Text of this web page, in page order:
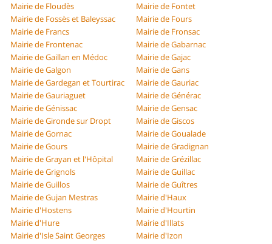
Mairie de Floudès
Mairie de Fontet
Mairie de Fossès et Baleyssac
Mairie de Fours
Mairie de Francs
Mairie de Fronsac
Mairie de Frontenac
Mairie de Gabarnac
Mairie de Gaillan en Médoc
Mairie de Gajac
Mairie de Galgon
Mairie de Gans
Mairie de Gardegan et Tourtirac
Mairie de Gauriac
Mairie de Gauriaguet
Mairie de Générac
Mairie de Génissac
Mairie de Gensac
Mairie de Gironde sur Dropt
Mairie de Giscos
Mairie de Gornac
Mairie de Goualade
Mairie de Gours
Mairie de Gradignan
Mairie de Grayan et l'Hôpital
Mairie de Grézillac
Mairie de Grignols
Mairie de Guillac
Mairie de Guillos
Mairie de Guîtres
Mairie de Gujan Mestras
Mairie d'Haux
Mairie d'Hostens
Mairie d'Hourtin
Mairie d'Hure
Mairie d'Illats
Mairie d'Isle Saint Georges
Mairie d'Izon